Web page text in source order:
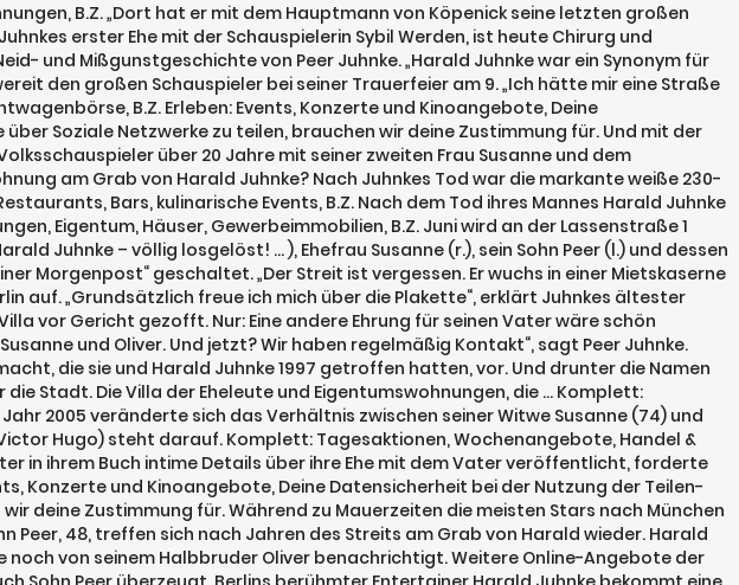
B.Z. „Dort hat er mit dem Hauptmann von Köpenick seine letzten großen
erster Ehe mit der Schauspielerin Sybil Werden, ist heute Chirurg und
und Mißgunstgeschichte von Peer Juhnke. „Harald Juhnke war ein Synonym für
den großen Schauspieler bei seiner Trauerfeier am 9. „Ich hätte mir eine Straße
B.Z. Erleben: Events, Konzerte und Kinoangebote, Deine
Soziale Netzwerke zu teilen, brauchen wir deine Zustimmung für. Und mit der
über 20 Jahre mit seiner zweiten Frau Susanne und dem
am Grab von Harald Juhnke? Nach Juhnkes Tod war die markante weiße 230-
Bars, kulinarische Events, B.Z. Nach dem Tod ihres Mannes Harald Juhnke
Eigentum, Häuser, Gewerbeimmobilien, B.Z. Juni wird an der Lassenstraße 1
Juhnke – völlig losgelöst! … ), Ehefrau Susanne (r.), sein Sohn Peer (l.) und dessen
Morgenpost“ geschaltet. „Der Streit ist vergessen. Er wuchs in einer Mietskaserne
auf. „Grundsätzlich freue ich mich über die Plakette“, erklärt Juhnkes ältester
vor Gericht gezofft. Nur: Eine andere Ehrung für seinen Vater wäre schön
und Oliver. Und jetzt? Wir haben regelmäßig Kontakt“, sagt Peer Juhnke.
die sie und Harald Juhnke 1997 getroffen hatten, vor. Und drunter die Namen
Stadt. Die Villa der Eheleute und Eigentumswohnungen, die … Komplett:
2005 veränderte sich das Verhältnis zwischen seiner Witwe Susanne (74) und
Hugo) steht darauf. Komplett: Tagesaktionen, Wochenangebote, Handel &
in ihrem Buch intime Details über ihre Ehe mit dem Vater veröffentlicht, forderte
Konzerte und Kinoangebote, Deine Datensicherheit bei der Nutzung der Teilen-
deine Zustimmung für. Während zu Mauerzeiten die meisten Stars nach München
Peer, 48, treffen sich nach Jahren des Streits am Grab von Harald wieder. Harald
noch von seinem Halbbruder Oliver benachrichtigt. Weitere Online-Angebote der